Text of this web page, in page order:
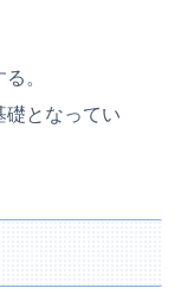
。
礎となってい